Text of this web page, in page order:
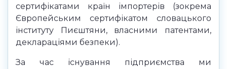
сертифікатами країн імпортерів (зокрема
Європейським сертифікатом словацького
інституту Пиєштяни, власними патентами,
деклараціями безпеки).
За час існування підприємства ми